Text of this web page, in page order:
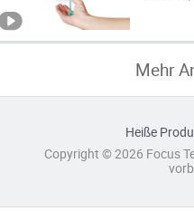
Mehr
Heiße
Copyright © 2026 Focus